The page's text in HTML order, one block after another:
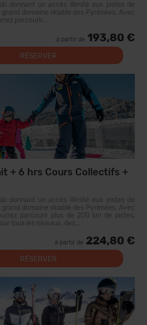
donnant un accès illimité aux pistes de
grand domaine skiable des Pyrénées. Avec
parcourir...
à partir de 193,80 €
RÉSERVER
+ 6 hrs Cours Collectifs +
donnant un accès illimité aux pistes de
grand domaine skiable des Pyrénées. Avec
parcourir plus de 200 km de pistes,
tous les niveaux, des...
à partir de 224,80 €
RÉSERVER